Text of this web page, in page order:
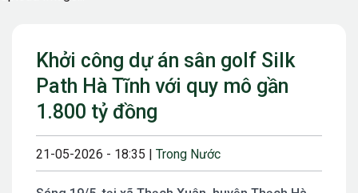
Khởi công dự án sân golf Silk
Path Hà Tĩnh với quy mô gần
1.800 tỷ đồng
21-05-2026 - 18:35 | Trong Nước